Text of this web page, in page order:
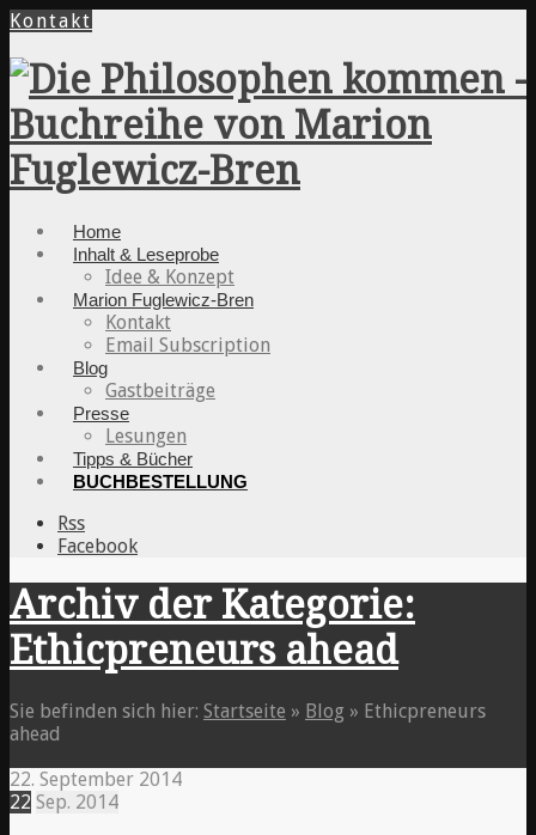
Kontakt
Home
Inhalt & Leseprobe
Idee & Konzept
Marion Fuglewicz-Bren
Kontakt
Email Subscription
Blog
Gastbeiträge
Presse
Lesungen
Tipps & Bücher
BUCHBESTELLUNG
Rss
Facebook
Archiv der Kategorie:
Ethicpreneurs ahead
Sie befinden sich hier: Startseite » Blog » Ethicpreneurs
ahead
22. September 2014
22 Sep. 2014